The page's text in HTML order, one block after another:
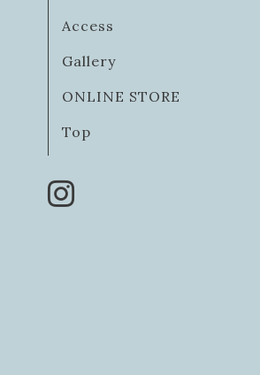
Access
Gallery
ONLINE STORE
Top